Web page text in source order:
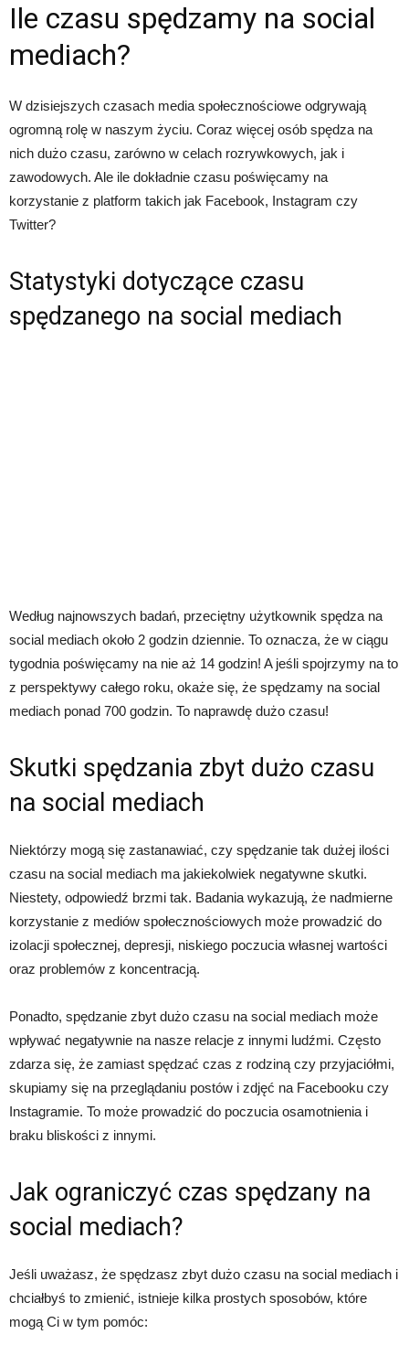
Ile czasu spędzamy na social
mediach?
W dzisiejszych czasach media społecznościowe odgrywają
ogromną rolę w naszym życiu. Coraz więcej osób spędza na
nich dużo czasu, zarówno w celach rozrywkowych, jak i
zawodowych. Ale ile dokładnie czasu poświęcamy na
korzystanie z platform takich jak Facebook, Instagram czy
Twitter?
Statystyki dotyczące czasu
spędzanego na social mediach
Według najnowszych badań, przeciętny użytkownik spędza na
social mediach około 2 godzin dziennie. To oznacza, że w ciągu
tygodnia poświęcamy na nie aż 14 godzin! A jeśli spojrzymy na to
z perspektywy całego roku, okaże się, że spędzamy na social
mediach ponad 700 godzin. To naprawdę dużo czasu!
Skutki spędzania zbyt dużo czasu
na social mediach
Niektórzy mogą się zastanawiać, czy spędzanie tak dużej ilości
czasu na social mediach ma jakiekolwiek negatywne skutki.
Niestety, odpowiedź brzmi tak. Badania wykazują, że nadmierne
korzystanie z mediów społecznościowych może prowadzić do
izolacji społecznej, depresji, niskiego poczucia własnej wartości
oraz problemów z koncentracją.
Ponadto, spędzanie zbyt dużo czasu na social mediach może
wpływać negatywnie na nasze relacje z innymi ludźmi. Często
zdarza się, że zamiast spędzać czas z rodziną czy przyjaciółmi,
skupiamy się na przeglądaniu postów i zdjęć na Facebooku czy
Instagramie. To może prowadzić do poczucia osamotnienia i
braku bliskości z innymi.
Jak ograniczyć czas spędzany na
social mediach?
Jeśli uważasz, że spędzasz zbyt dużo czasu na social mediach i
chciałbyś to zmienić, istnieje kilka prostych sposobów, które
mogą Ci w tym pomóc: